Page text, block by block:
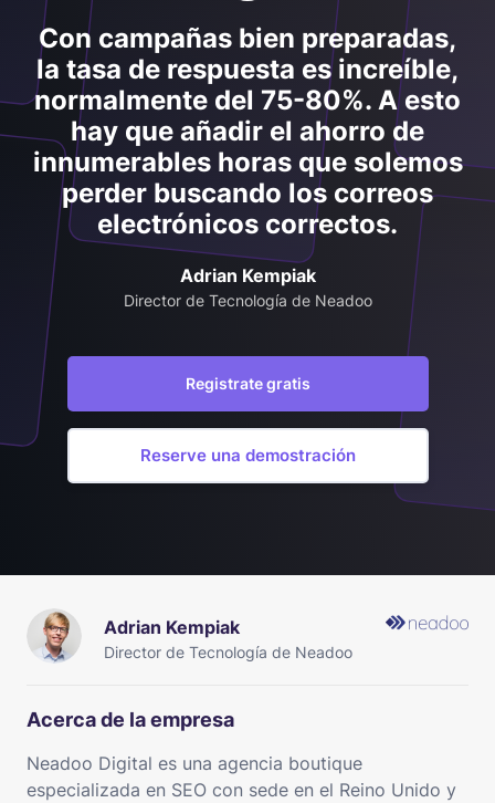
Con campañas bien preparadas,
la tasa de respuesta es increíble,
normalmente del 75-80%. A esto
hay que añadir el ahorro de
innumerables horas que solemos
perder buscando los correos
electrónicos correctos.
Adrian Kempiak
Director de Tecnología de Neadoo
Registrate gratis
Reserve una demostración
Adrian Kempiak
Director de Tecnología de Neadoo
Acerca de la empresa
Neadoo Digital es una agencia boutique
especializada en SEO con sede en el Reino Unido y